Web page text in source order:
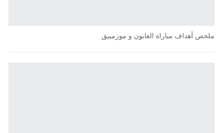
ملخص أهداف مباراة الغابون و موزمبيق